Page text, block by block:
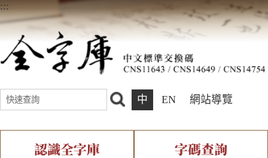
:::
中 EN 網站導覽
認識全字庫 字碼查詢